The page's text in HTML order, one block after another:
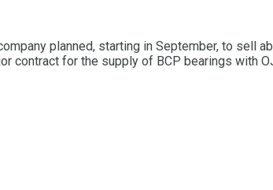
planned, starting in September, to sell
contract for the supply of BCP bearings with